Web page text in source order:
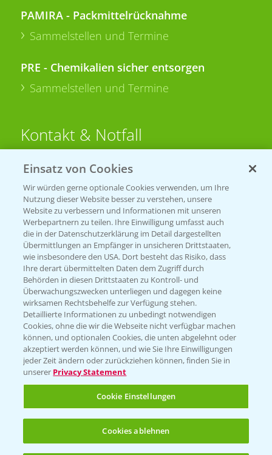
PAMIRA - Packmittelrücknahme
Sammelstellen und Termine
PRE - Chemikalien sicher entsorgen
Sammelstellen und Termine
Kontakt & Notfall
Beratung auf WhatsApp
T.+49 (0)174 346 564 1
KONTAKT
Hilfe in Notfällen
T.+49 (0)214/30-20220
Folgen Sie uns
Einsatz von Cookies
Wir würden gerne optionale Cookies verwenden, um Ihre
Nutzung dieser Website besser zu verstehen, unsere
Website zu verbessern und Informationen mit unseren
Werbepartnern zu teilen. Ihre Einwilligung umfasst auch
die in der Datenschutzerklärung im Detail dargestellten
Übermittlungen an Empfänger in unsicheren Drittstaaten,
wie insbesondere den USA. Dort besteht das Risiko, dass
Ihre derart übermittelten Daten dem Zugriff durch
Behörden in diesen Drittstaaten zu Kontroll- und
Überwachungszwecken unterliegen und dagegen keine
wirksamen Rechtsbehelfe zur Verfügung stehen.
Detaillierte Informationen zu unbedingt notwendigen
Cookies, ohne die wir die Webseite nicht verfügbar machen
können, und optionalen Cookies, die unten abgelehnt oder
akzeptiert werden können, und wie Sie Ihre Einwilligungen
jeder Zeit ändern oder zurückziehen können, finden Sie in
unserer Privacy Statement
Cookie Einstellungen
Cookies ablehnen